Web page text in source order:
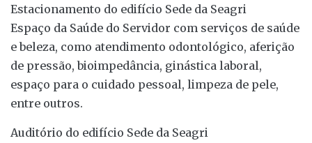
Estacionamento do edifício Sede da Seagri
Espaço da Saúde do Servidor com serviços de saúde
e beleza, como atendimento odontológico, aferição
de pressão, bioimpedância, ginástica laboral,
espaço para o cuidado pessoal, limpeza de pele,
entre outros.
Auditório do edifício Sede da Seagri